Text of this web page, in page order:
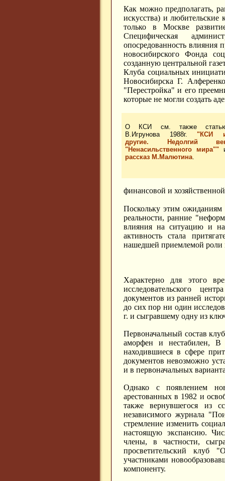
Как можно предполагать,
искусства) и
только в Москве
Специфическая
опосредованность влияния
новосибирского Фонда
созданную центральной
Клуба социальных
Новосибирска Г.
"Перестройка" и его
которые не могли создать
О КСИ см. также
В.Игрунова 1988г. "КСИ
другие. Недолгий
"Ненасильственного мира""
рассказ М.Малютина.
финансовой и
Поскольку этим ожиданиям
реальности, ранние
влияния на ситуацию и
активность стала
нашедшей приемлемой роли
Характерно для этого
исследовательского
документов из ранней
до сих пор ни один
г. и сыгравшему одну из
Первоначальный состав
аморфен и нестабилен, В
находившиеся в сфере
документов невозможно
и в первоначальных
Однако с появлением
арестованных в 1982 и
также вернувшегося из
независимого журнала
стремление изменить
настоящую экспансию.
члены, в частности,
просветительский
участниками
компоненту.